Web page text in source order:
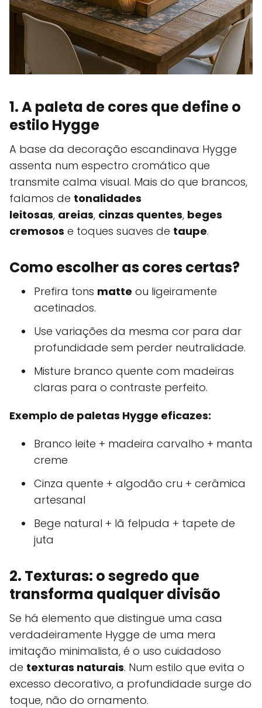
1. A paleta de cores que define o
estilo Hygge
A base da decoração escandinava Hygge
assenta num espectro cromático que
transmite calma visual. Mais do que brancos,
falamos de tonalidades
leitosas, areias, cinzas quentes, beges
cremosos e toques suaves de taupe.
Como escolher as cores certas?
Prefira tons matte ou ligeiramente
acetinados.
Use variações da mesma cor para dar
profundidade sem perder neutralidade.
Misture branco quente com madeiras
claras para o contraste perfeito.
Exemplo de paletas Hygge eficazes:
Branco leite + madeira carvalho + manta
creme
Cinza quente + algodão cru + cerâmica
artesanal
Bege natural + lã felpuda + tapete de
juta
2. Texturas: o segredo que
transforma qualquer divisão
Se há elemento que distingue uma casa
verdadeiramente Hygge de uma mera
imitação minimalista, é o uso cuidadoso
de texturas naturais. Num estilo que evita o
excesso decorativo, a profundidade surge do
toque, não do ornamento.